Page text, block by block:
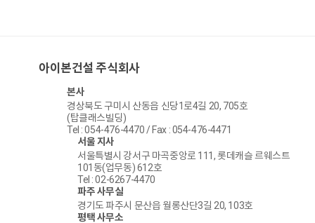
아이본건설 주식회사
본사
경상북도 구미시 산동읍 신당1로4길 20, 705호
(탑클래스빌딩)
Tel : 054-476-4470 / Fax : 054-476-4471
서울 지사
서울특별시 강서구 마곡중앙로 111, 롯데캐슬 르웨스트
101동(업무동) 612호
Tel : 02-6267-4470
파주 사무실
경기도 파주시 문산읍 월롱산단3길 20, 103호
평택 사무소